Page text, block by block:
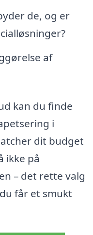
de, og er
af
kan du finde
i
dit budget
ikke på
– det rette valg
får et smukt